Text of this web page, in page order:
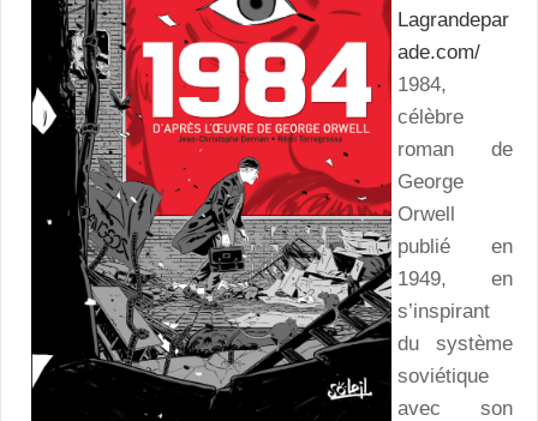
Lagrandepar
ade.com/
1984,
célèbre
roman de
George
Orwell
publié en
1949, en
s’inspirant
du système
soviétique
avec son